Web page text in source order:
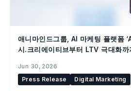
애니마인드그룹, AI 마케팅 플랫폼
시.크리에이티브부터 LTV 극대화까
Jun 30, 2026
Press Release
Digital Marketing